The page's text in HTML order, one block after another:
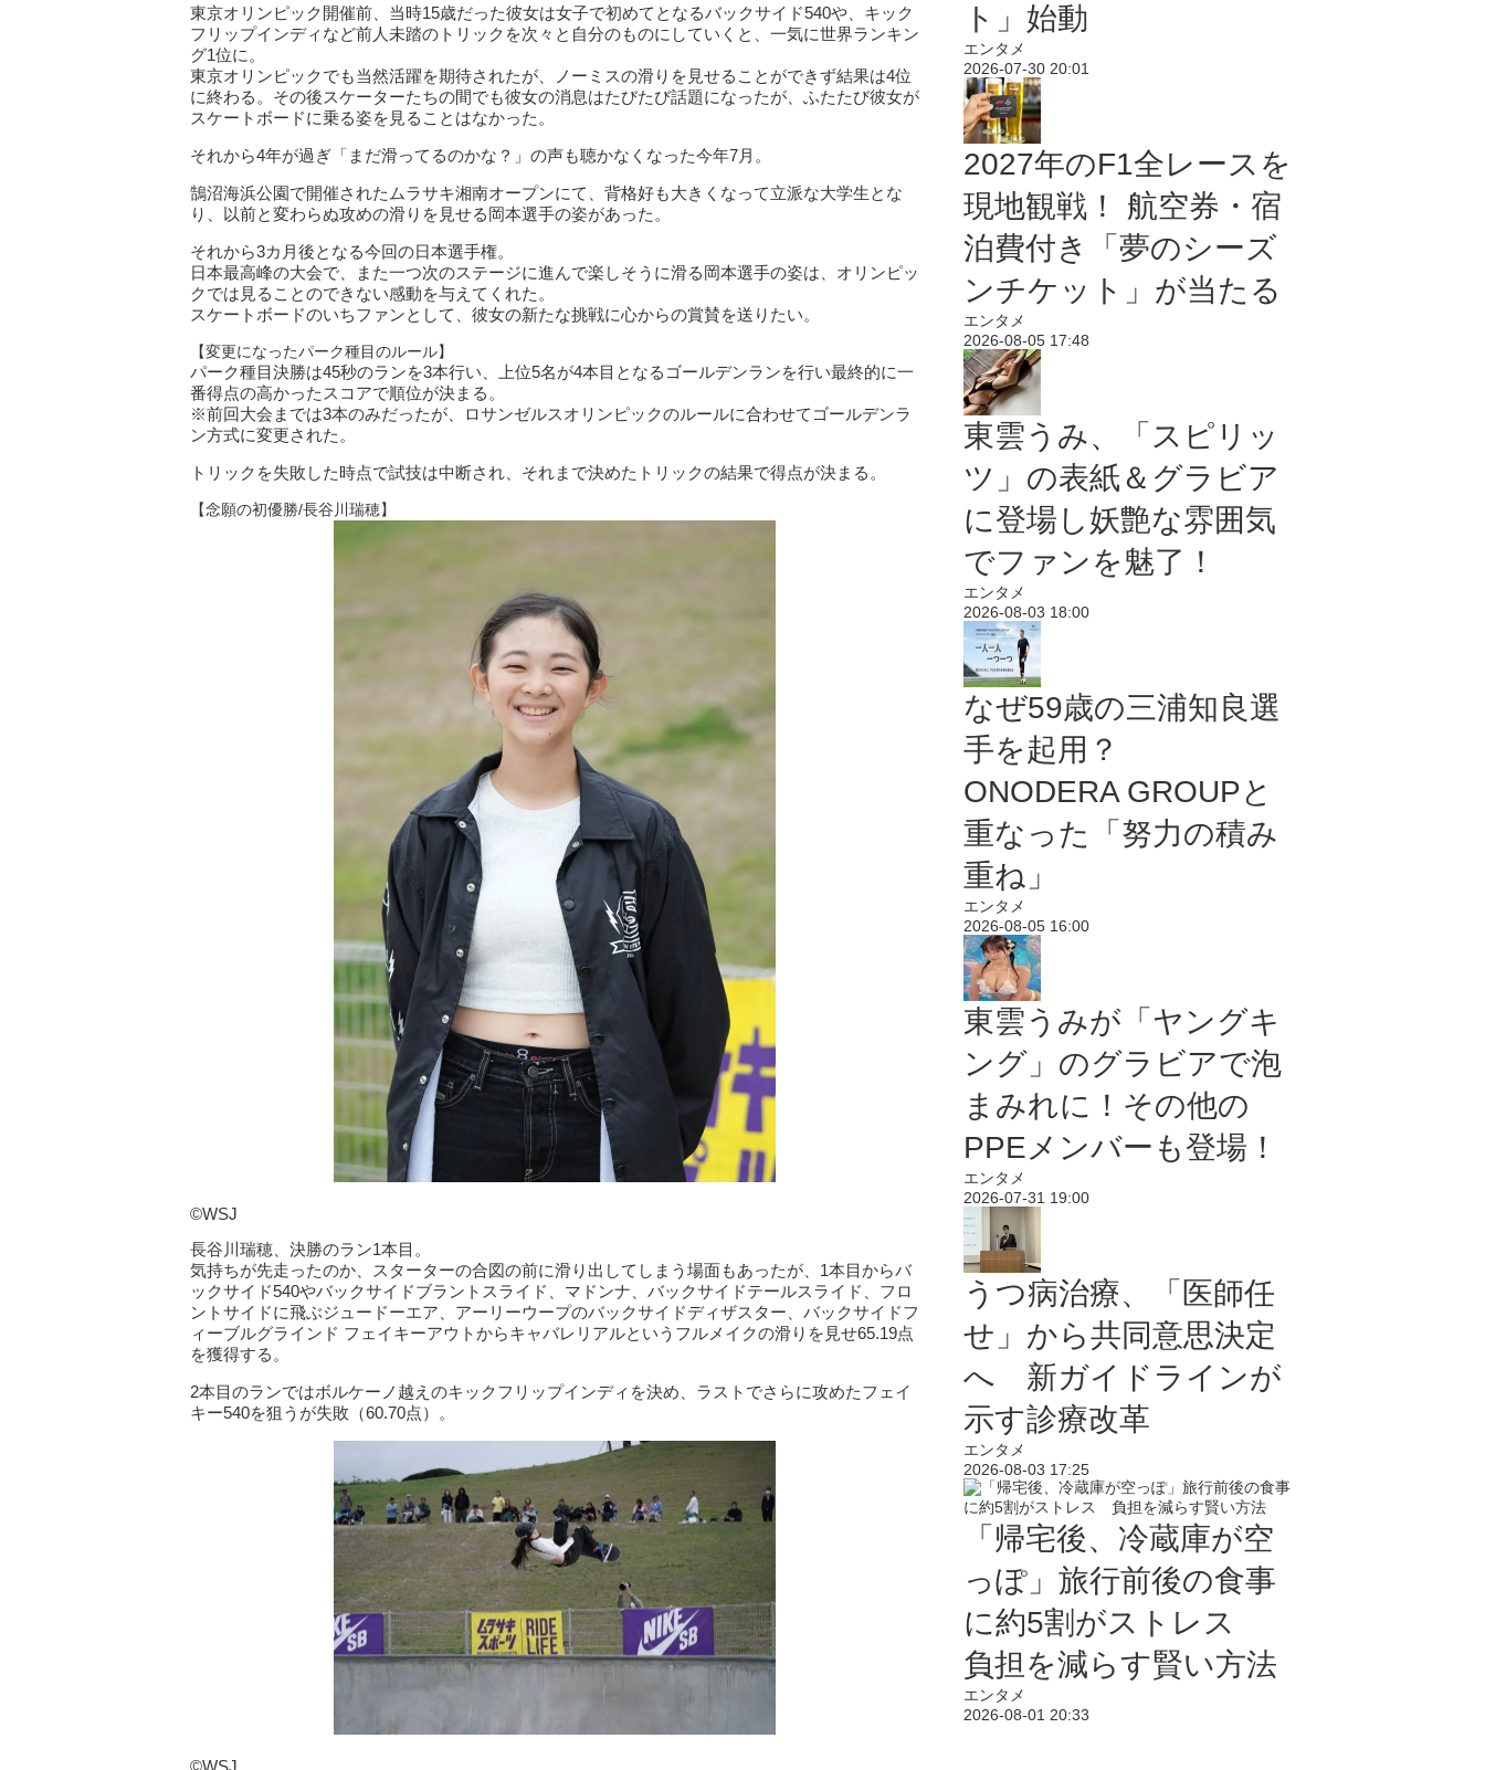
東京オリンピック開催前、当時15歳だった彼女は女子で初めてとなるバックサイド540や、キック
フリップインディなど前人未踏のトリックを次々と自分のものにしていくと、一気に世界ランキン
グ1位に。
東京オリンピックでも当然活躍を期待されたが、ノーミスの滑りを見せることができず結果は4位
に終わる。その後スケーターたちの間でも彼女の消息はたびたび話題になったが、ふたたび彼女が
スケートボードに乗る姿を見ることはなかった。
それから4年が過ぎ「まだ滑ってるのかな？」の声も聴かなくなった今年7月。
鵠沼海浜公園で開催されたムラサキ湘南オープンにて、背格好も大きくなって立派な大学生とな
り、以前と変わらぬ攻めの滑りを見せる岡本選手の姿があった。
それから3カ月後となる今回の日本選手権。
日本最高峰の大会で、また一つ次のステージに進んで楽しそうに滑る岡本選手の姿は、オリンピッ
クでは見ることのできない感動を与えてくれた。
スケートボードのいちファンとして、彼女の新たな挑戦に心からの賞賛を送りたい。
【変更になったパーク種目のルール】
パーク種目決勝は45秒のランを3本行い、上位5名が4本目となるゴールデンランを行い最終的に一
番得点の高かったスコアで順位が決まる。
※前回大会までは3本のみだったが、ロサンゼルスオリンピックのルールに合わせてゴールデンラ
ン方式に変更された。
トリックを失敗した時点で試技は中断され、それまで決めたトリックの結果で得点が決まる。
【念願の初優勝/長谷川瑞穂】
©WSJ
長谷川瑞穂、決勝のラン1本目。
気持ちが先走ったのか、スターターの合図の前に滑り出してしまう場面もあったが、1本目からバ
ックサイド540やバックサイドブラントスライド、マドンナ、バックサイドテールスライド、フロ
ントサイドに飛ぶジュードーエア、アーリーウープのバックサイドディザスター、バックサイドフ
ィーブルグラインド フェイキーアウトからキャバレリアルというフルメイクの滑りを見せ65.19点
を獲得する。
2本目のランではボルケーノ越えのキックフリップインディを決め、ラストでさらに攻めたフェイ
キー540を狙うが失敗（60.70点）。
©WSJ
ト」始動
エンタメ
2026-07-30 20:01
2027年のF1全レースを
現地観戦！ 航空券・宿
泊費付き「夢のシーズ
ンチケット」が当たる
エンタメ
2026-08-05 17:48
東雲うみ、「スピリッ
ツ」の表紙＆グラビア
に登場し妖艶な雰囲気
でファンを魅了！
エンタメ
2026-08-03 18:00
なぜ59歳の三浦知良選
手を起用？
ONODERA GROUPと
重なった「努力の積み
重ね」
エンタメ
2026-08-05 16:00
東雲うみが「ヤングキ
ング」のグラビアで泡
まみれに！その他の
PPEメンバーも登場！
エンタメ
2026-07-31 19:00
うつ病治療、「医師任
せ」から共同意思決定
へ 新ガイドラインが
示す診療改革
エンタメ
2026-08-03 17:25
「帰宅後、冷蔵庫が空
っぽ」旅行前後の食事
に約5割がストレス
負担を減らす賢い方法
エンタメ
2026-08-01 20:33